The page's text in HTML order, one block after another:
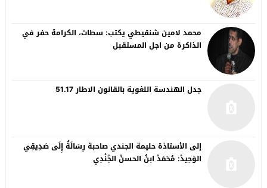
محمد لامين شنقيطي يكتب: سطات، الكرامة حفر في
الذاكرة من اجل المستقبل
جدل الهندسة اللغوية بالقانون الاطار 51.17
إلى الأستاذة حليمة الجندي صاحبة رِسَالَةٌ إِلَى صَدِيقِي
الوَحِيدْ: مُحَمَدْ ابنُ الحسنْ الجُنْدِي